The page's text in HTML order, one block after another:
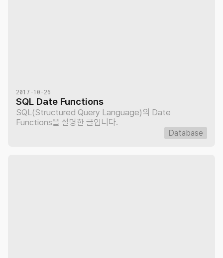
2017-10-26
SQL Date Functions
SQL(Structured Query Language)의 Date
Functions을 설명한 글입니다.
Database